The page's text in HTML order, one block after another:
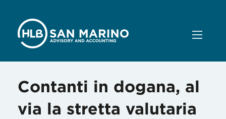
Contanti in dogana, al
via la stretta valutaria